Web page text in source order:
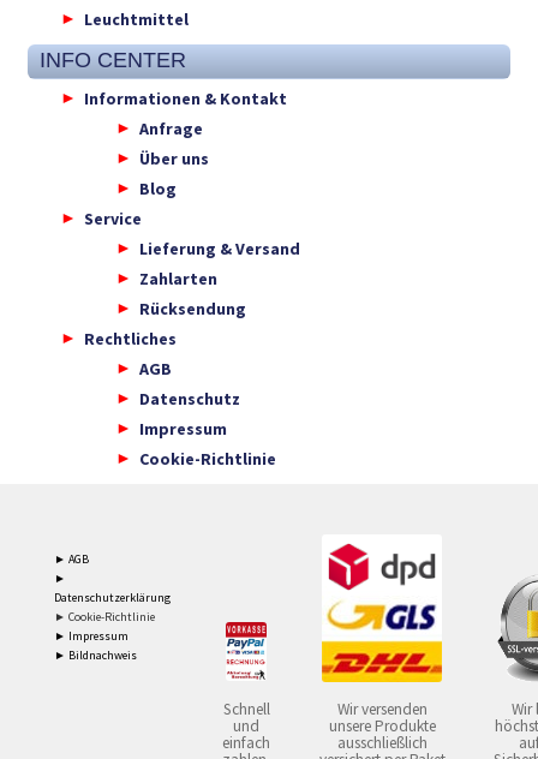
Leuchtmittel
INFO CENTER
Informationen & Kontakt
Anfrage
Über uns
Blog
Service
Lieferung & Versand
Zahlarten
Rücksendung
Rechtliches
AGB
Datenschutz
Impressum
Cookie-Richtlinie
► AGB
►
Datenschutzerklärung
► Cookie-Richtlinie
► Impressum
► Bildnachweis
Schnell
und
einfach
Wir versenden
unsere Produkte
ausschließlich
Wir